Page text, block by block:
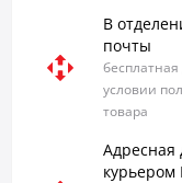
В
почты
бесплатная
условии
товара
Адресная